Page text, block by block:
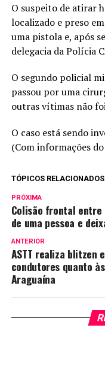
O suspeito de atirar
localizado e preso
uma pistola e, após
delegacia da Polícia
O segundo policial
passou por uma
outras vítimas não
O caso está sendo
(Com informações
TÓPICOS RELACIONADOS
PRÓXIMA
Colisão frontal
de uma pessoa e
ANTERIOR
ASTT realiza blitzen
condutores quanto
Araguaína